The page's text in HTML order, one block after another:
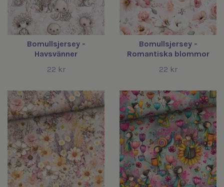
Bomullsjersey -
Havsvänner
22 kr
Bomullsjersey -
Romantiska blommor
22 kr